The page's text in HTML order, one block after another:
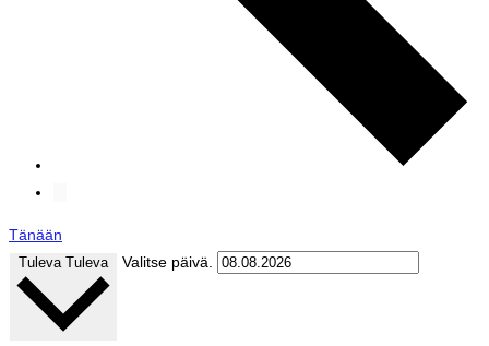
Tänään
Tuleva Tuleva Valitse päivä.